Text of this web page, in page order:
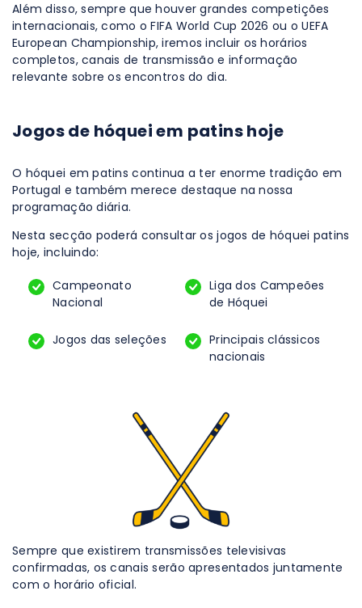
Além disso, sempre que houver grandes competições
internacionais, como o FIFA World Cup 2026 ou o UEFA
European Championship, iremos incluir os horários
completos, canais de transmissão e informação
relevante sobre os encontros do dia.
Jogos de hóquei em patins hoje
O hóquei em patins continua a ter enorme tradição em
Portugal e também merece destaque na nossa
programação diária.
Nesta secção poderá consultar os jogos de hóquei patins
hoje, incluindo:
Campeonato
Nacional
Liga dos Campeões
de Hóquei
Jogos das seleções
Principais clássicos
nacionais
Sempre que existirem transmissões televisivas
confirmadas, os canais serão apresentados juntamente
com o horário oficial.